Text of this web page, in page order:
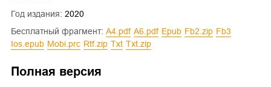
Год издания: 2020
Бесплатный фрагмент:
a4.pdf a6.pdf epub fb2.zip
fb3
ios.epub
mobi.prc rtf.zip txt txt.zip
Полная версия